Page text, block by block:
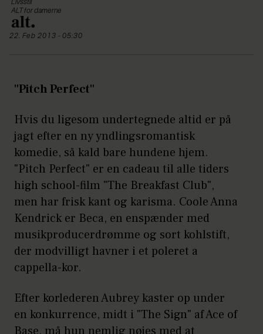
Livsstil
ALT for damerne
22. Feb 2013 - 05:30
"Pitch Perfect"
Hvis du ligesom undertegnede altid er på
jagt efter en ny yndlingsromantisk
komedie, så kald bare hundene hjem.
"Pitch Perfect" er en cadeau til alle tiders
high school-film "The Breakfast Club",
men har frisk kant og karisma. Coole Anna
Kendrick er Beca, en enspænder med
musikproducerdrømme og sort kohlstift,
der modvilligt havner i et poleret a
cappella-kor.
Efter korlederen Aubrey kaster op under
en konkurrence, midt i "The Sign" af Ace of